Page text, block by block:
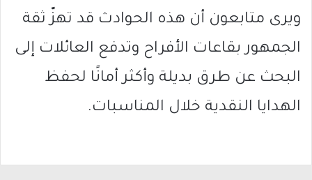
ويرى متابعون أن هذه الحوادث قد تهزّ ثقة
الجمهور بقاعات الأفراح وتدفع العائلات إلى
البحث عن طرق بديلة وأكثر أمانًا لحفظ
الهدايا النقدية خلال المناسبات.